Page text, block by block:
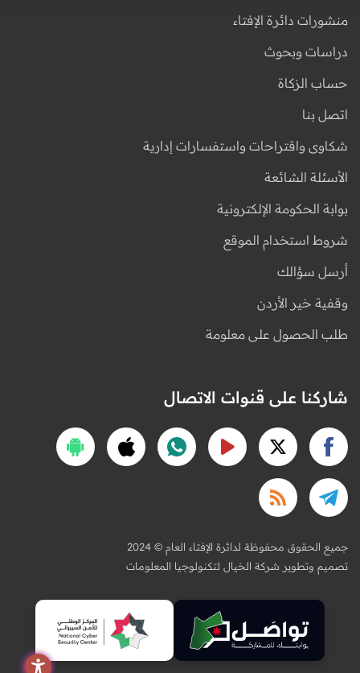
منشورات دائرة الإفتاء
دراسات وبحوث
حساب الزكاة
اتصل بنا
شكاوى واقتراحات واستفسارات إدارية
الأسئلة الشائعة
بوابة الحكومة الإلكترونية
شروط استخدام الموقع
أرسل سؤالك
وقفية خير الأردن
طلب الحصول على معلومة
شاركنا على قنوات الاتصال
2024 © جميع الحقوق محفوظة لدائرة الإفتاء العام
تصميم وتطوير شركة الخيال لتكنولوجيا المعلومات